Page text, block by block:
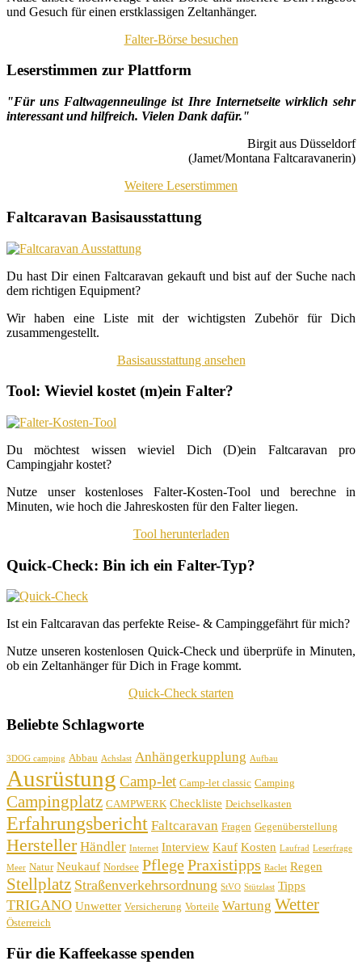
und Gesuch für einen erstklassigen Zeltanhänger.
Falter-Börse besuchen
Leserstimmen zur Plattform
"Für uns Faltwagenneulinge ist Ihre Internetseite wirklich sehr
interessant und hilfreich. Vielen Dank dafür."
Birgit aus Düsseldorf
(Jamet/Montana Faltcaravanerin)
Weitere Leserstimmen
Faltcaravan Basisausstattung
Du hast Dir einen Faltcaravan gekauft und bist auf der Suche nach
dem richtigen Equipment?
Wir haben eine Liste mit der wichtigsten Zubehör für Dich
zusammengestellt.
Basisausstattung ansehen
Tool: Wieviel kostet (m)ein Falter?
Du möchtest wissen wieviel Dich (D)ein Faltcaravan pro
Campingjahr kostet?
Nutze unser kostenloses Falter-Kosten-Tool und berechne in
Minuten, wie hoch die Jahreskosten für den Falter liegen.
Tool herunterladen
Quick-Check: Bin ich ein Falter-Typ?
Ist ein Faltcaravan das perfekte Reise- & Campinggefährt für mich?
Nutze unseren kostenlosen Quick-Check und überprüfe in Minuten,
ob ein Zeltanhänger für Dich in Frage kommt.
Quick-Check starten
Beliebte Schlagworte
3DOG camping Abbau Achslast Anhängerkupplung Aufbau
Ausrüstung Camp-let Camp-let classic Camping
Campingplatz CAMPWERK Checkliste Deichselkasten
Erfahrungsbericht Faltcaravan Fragen Gegenüberstellung
Hersteller Händler Internet Interview Kauf Kosten Laufrad Leserfrage
Meer Natur Neukauf Nordsee PflegePraxistipps Raclet Regen
Stellplatz Straßenverkehrsordnung StVO Stützlast Tipps
TRIGANO Unwetter Versicherung Vorteile Wartung Wetter
Österreich
Für die Kaffeekasse spenden